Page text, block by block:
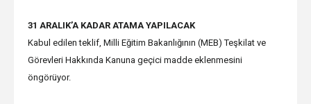
31 ARALIK’A KADAR ATAMA YAPILACAK
Kabul edilen teklif, Milli Eğitim Bakanlığının (MEB) Teşkilat ve
Görevleri Hakkında Kanuna geçici madde eklenmesini
öngörüyor.